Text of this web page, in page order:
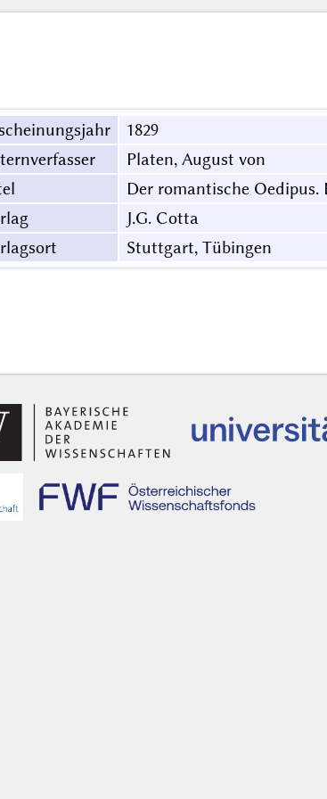
1829
Platen, August von
Der romantische
J.G. Cotta
Stuttgart, Tübingen